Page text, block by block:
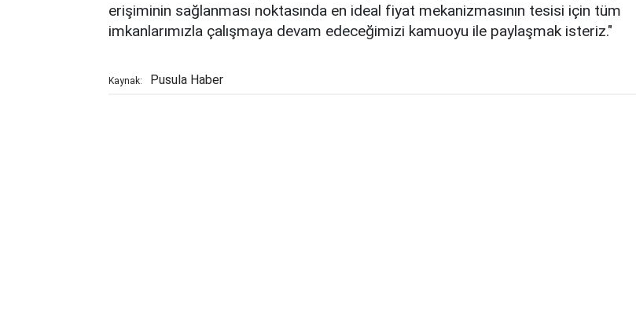
erişiminin sağlanması noktasında en ideal fiyat mekanizmasının tesisi için tüm
imkanlarımızla çalışmaya devam edeceğimizi kamuoyu ile paylaşmak isteriz."
Kaynak: Pusula Haber